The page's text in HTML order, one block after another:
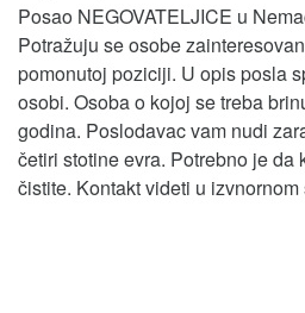
Posao NEGOVATELJICE u
Potražuju se osobe
pomonutoj poziciji. U opis posla
osobi. Osoba o kojoj se treba
godina. Poslodavac vam nudi
četiri stotine evra. Potrebno je da
čistite. Kontakt videti u izvnornom